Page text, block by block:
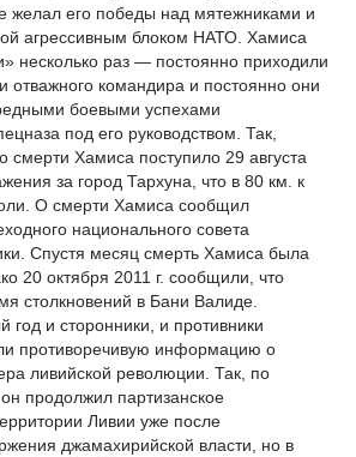
желал его победы над мятежниками и
агрессивным блоком НАТО. Хамиса
несколько раз — постоянно приходили
отважного командира и постоянно они
боевыми успехами
под его руководством. Так,
смерти Хамиса поступило 29 августа
за город Тархуна, что в 80 км. к
О смерти Хамиса сообщил
национального совета
Спустя месяц смерть Хамиса была
20 октября 2011 г. сообщили, что
столкновений в Бани Валиде.
и сторонники, и противники
противоречивую информацию о
ливийской революции. Так, по
продолжил партизанское
Ливии уже после
джамахирийской власти, но в